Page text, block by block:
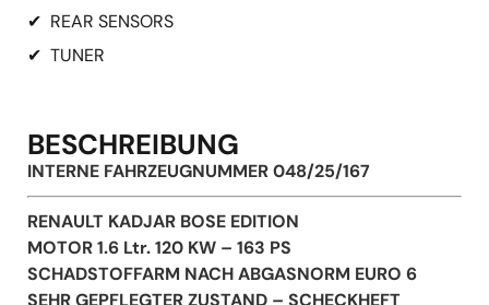
✔ REAR SENSORS
✔ TUNER
BESCHREIBUNG
INTERNE FAHRZEUGNUMMER 048/25/167
RENAULT KADJAR BOSE EDITION
MOTOR 1.6 Ltr. 120 KW – 163 PS
SCHADSTOFFARM NACH ABGASNORM EURO 6
SEHR GEPFLEGTER ZUSTAND – SCHECKHEFT